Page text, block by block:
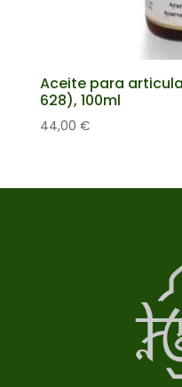
Aceite para
628), 100ml
44,00 €